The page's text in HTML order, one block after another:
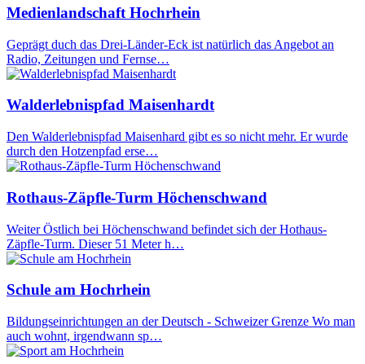
Medienlandschaft Hochrhein
Geprägt duch das Drei-Länder-Eck ist natürlich das Angebot an
Radio, Zeitungen und Fernse…
Walderlebnispfad Maisenhardt
Den Walderlebnispfad Maisenhard gibt es so nicht mehr. Er wurde
durch den Hotzenpfad erse…
Rothaus-Zäpfle-Turm Höchenschwand
Weiter Östlich bei Höchenschwand befindet sich der Hothaus-
Zäpfle-Turm. Dieser 51 Meter h…
Schule am Hochrhein
Bildungseinrichtungen an der Deutsch - Schweizer Grenze Wo man
auch wohnt, irgendwann sp…